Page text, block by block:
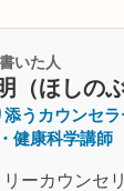
いた人
（ほしのぶ
添うカウンセラ
健康科学講師
ーカウンセ